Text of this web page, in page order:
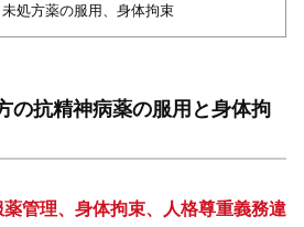
未処方薬の服用、身体拘束
の抗精神病薬の服用と身体拘
管理、身体拘束、人格尊重義務違